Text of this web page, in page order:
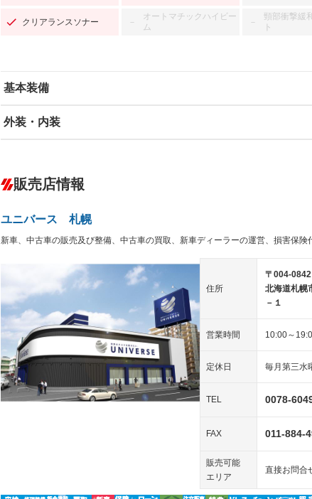
クリアランスソナー －
オートマチックハイビー
ム
－
頸部衝撃緩
ト
基本装備
エアバッグ：運転席/助手席/サイド
－ ダウンヒルアシストコントロール
Bluetooth接続
外装・内装
オーディオ：CDまたはCDチェンジャー／ミュージック
サーバー
－
ヘッドライトウォッシャ
ー
－ LEDヘッドランプ HID(キセノンライト) － ポータブル
－ エアロ スマートキー
ランフラットタイヤ パワーシート 3列シート
－ フルフラットシート － チップアップシート
シートヒーター － ウォークスルー
－ フロントカメラ － シートエアコン 全周囲カメ
ルーフレール － エアサスペンション
販売店情報
ユニバース 札幌
新車、中古車の販売及び整備、中古車の買取、新車ディーラーの運営、損害保険
住所
〒004-0842
北海道札幌
－１
営業時間 10:00～
定休日 毎月第三水
TEL 0078-
FAX 011-884-
販売可能
エリア
直接お問合